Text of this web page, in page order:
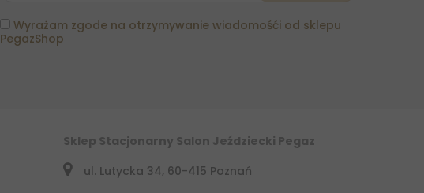
Wyrażam zgode na otrzymywanie wiadomośći od sklepu
PegazShop
Sklep Stacjonarny Salon Jeździecki Pegaz
ul. Lutycka 34, 60-415 Poznań